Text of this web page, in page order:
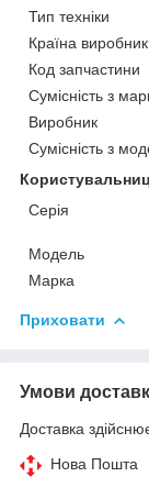
Тип техніки
Країна виробник
Код запчастини
Сумісність з
Виробник
Сумісність з
Серія
Модель
Марка
Приховати
Умови
Доставка
Нова Пошта